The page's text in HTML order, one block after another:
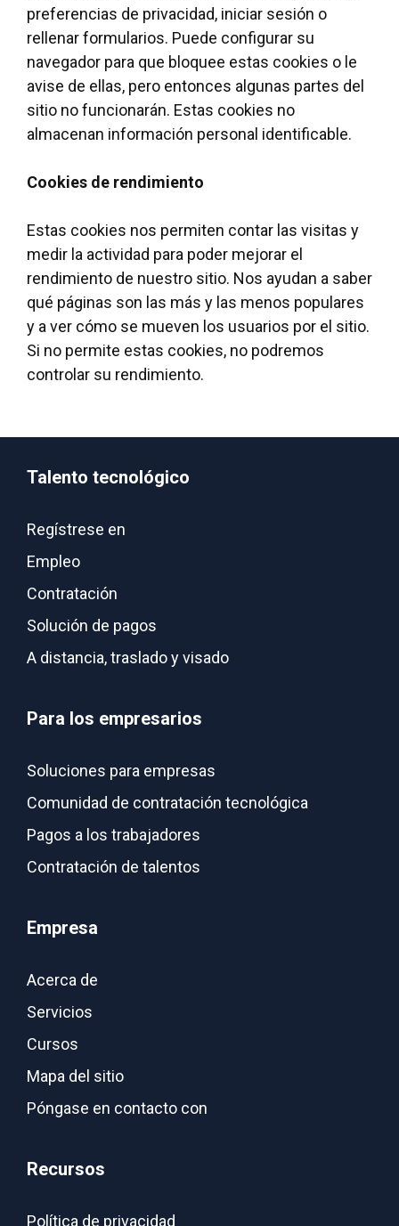
preferencias de privacidad, iniciar sesión o
rellenar formularios. Puede configurar su
navegador para que bloquee estas cookies o le
avise de ellas, pero entonces algunas partes del
sitio no funcionarán. Estas cookies no
almacenan información personal identificable.
Cookies de rendimiento
Estas cookies nos permiten contar las visitas y
medir la actividad para poder mejorar el
rendimiento de nuestro sitio. Nos ayudan a saber
qué páginas son las más y las menos populares
y a ver cómo se mueven los usuarios por el sitio.
Si no permite estas cookies, no podremos
controlar su rendimiento.
Talento tecnológico
Regístrese en
Empleo
Contratación
Solución de pagos
A distancia, traslado y visado
Para los empresarios
Soluciones para empresas
Comunidad de contratación tecnológica
Pagos a los trabajadores
Contratación de talentos
Empresa
Acerca de
Servicios
Cursos
Mapa del sitio
Póngase en contacto con
Recursos
Política de privacidad